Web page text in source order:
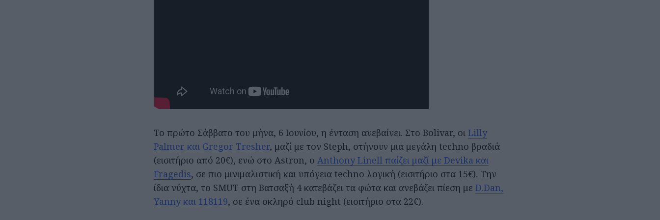
Το πρώτο Σάββατο του μήνα, 6 Ιουνίου, η ένταση ανεβαίνει. Στο Bolivar, οι Lilly
Palmer και Gregor Tresher, μαζί με τον Steph, στήνουν μια μεγάλη techno βραδιά
(εισιτήριο από 20€), ενώ στο Astron, ο Anthony Linell παίζει μαζί με Devika και
Fragedis, σε πιο μινιμαλιστική και υπόγεια techno λογική (εισιτήριο στα 15€). Την
ίδια νύχτα, το SMUT στη Βατσαξή 4 κατεβάζει τα φώτα και ανεβάζει πίεση με D.Dan,
Yanny και 118119, σε ένα σκληρό club night (εισιτήριο στα 22€).